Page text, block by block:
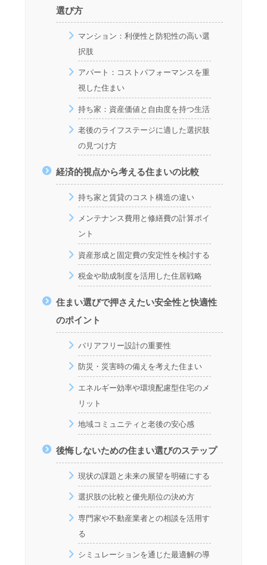
選び方
マンション：利便性と防犯性の高い選
択肢
アパート：コストパフォーマンスを重
視した住まい
持ち家：資産価値と自由度を持つ生活
老後のライフステージに適した選択肢
の見つけ方
経済的視点から考える住まいの比較
持ち家と賃貸のコスト構造の違い
メンテナンス費用と修繕費の計算ポイ
ント
資産形成と固定費の安定性を検討する
税金や助成制度を活用した住居戦略
住まい選びで押さえたい安全性と快適性
のポイント
バリアフリー設計の重要性
防災・災害時の備えを考えた住まい
エネルギー効率や環境配慮型住宅のメ
リット
地域コミュニティと老後の安心感
後悔しないための住まい選びのステップ
現状の課題と未来の展望を明確にする
選択肢の比較と優先順位の決め方
専門家や不動産業者との相談を活用す
る
シミュレーションを通じた最適解の導